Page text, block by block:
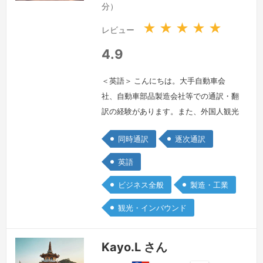
分）
レビュー ★ ★ ★ ★ ★
4.9
＜英語＞ こんにちは。大手自動車会
社、自動車部品製造会社等での通訳・翻
訳の経験があります。また、外国人観光
ります。皆さんのコミュニケーションの
少しでもお役に立てたらと思っていま
す。ご連絡を頂けるのを是非お待ちして
おります。続きを見る »
同時通訳 逐次通訳
英語
ビジネス全般 製造・工業
観光・インバウンド
Kayo.L さん